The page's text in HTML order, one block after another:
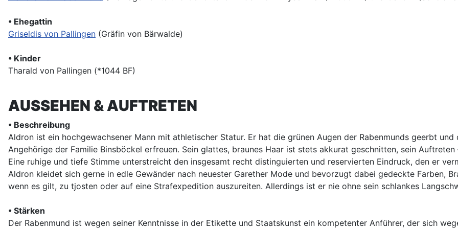
• Ehegattin
Griseldis von Pallingen (Gräfin von Bärwalde)
• Kinder
Tharald von Pallingen (*1044 BF)
AUSSEHEN & AUFTRETEN
• Beschreibung
Aldron ist ein hochgewachsener Mann mit athletischer Statur. Er hat die grünen Augen der Rabenmunds geerbt
Angehörige der Familie Binsböckel erfreuen. Sein glattes, braunes Haar ist stets akkurat geschnitten, sein
Eine ruhige und tiefe Stimme unterstreicht den insgesamt recht distinguierten und reservierten Eindruck, den er
Aldron kleidet sich gerne in edle Gewänder nach neuester Garether Mode und bevorzugt dabei gedeckte Farben,
wenn es gilt, zu tjosten oder auf eine Strafexpedition auszureiten. Allerdings ist er nie ohne sein schlankes
• Stärken
Der Rabenmund ist wegen seiner Kenntnisse in der Etikette und Staatskunst ein kompetenter Anführer, der sich